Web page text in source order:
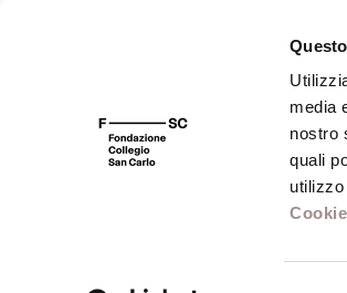
media
nostro
quali
FSC 400